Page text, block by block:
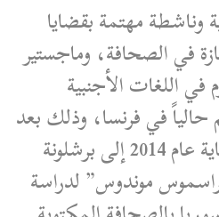
مهتمة بقضايا
في الصحافة، وماجستير
اللغات الأجنبية
حالياً في فرنسا، وذلك بعد
أن غادرت سوريا في نهاية عام 2014 إلى برشلونة
موندوس” لدراسة